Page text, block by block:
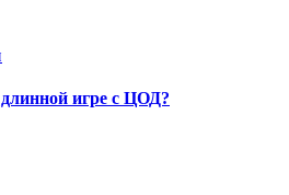
игре с ЦОД?